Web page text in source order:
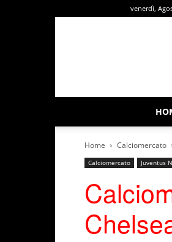
venerdì,
Home Calciomercato
Calciomercato Juventus